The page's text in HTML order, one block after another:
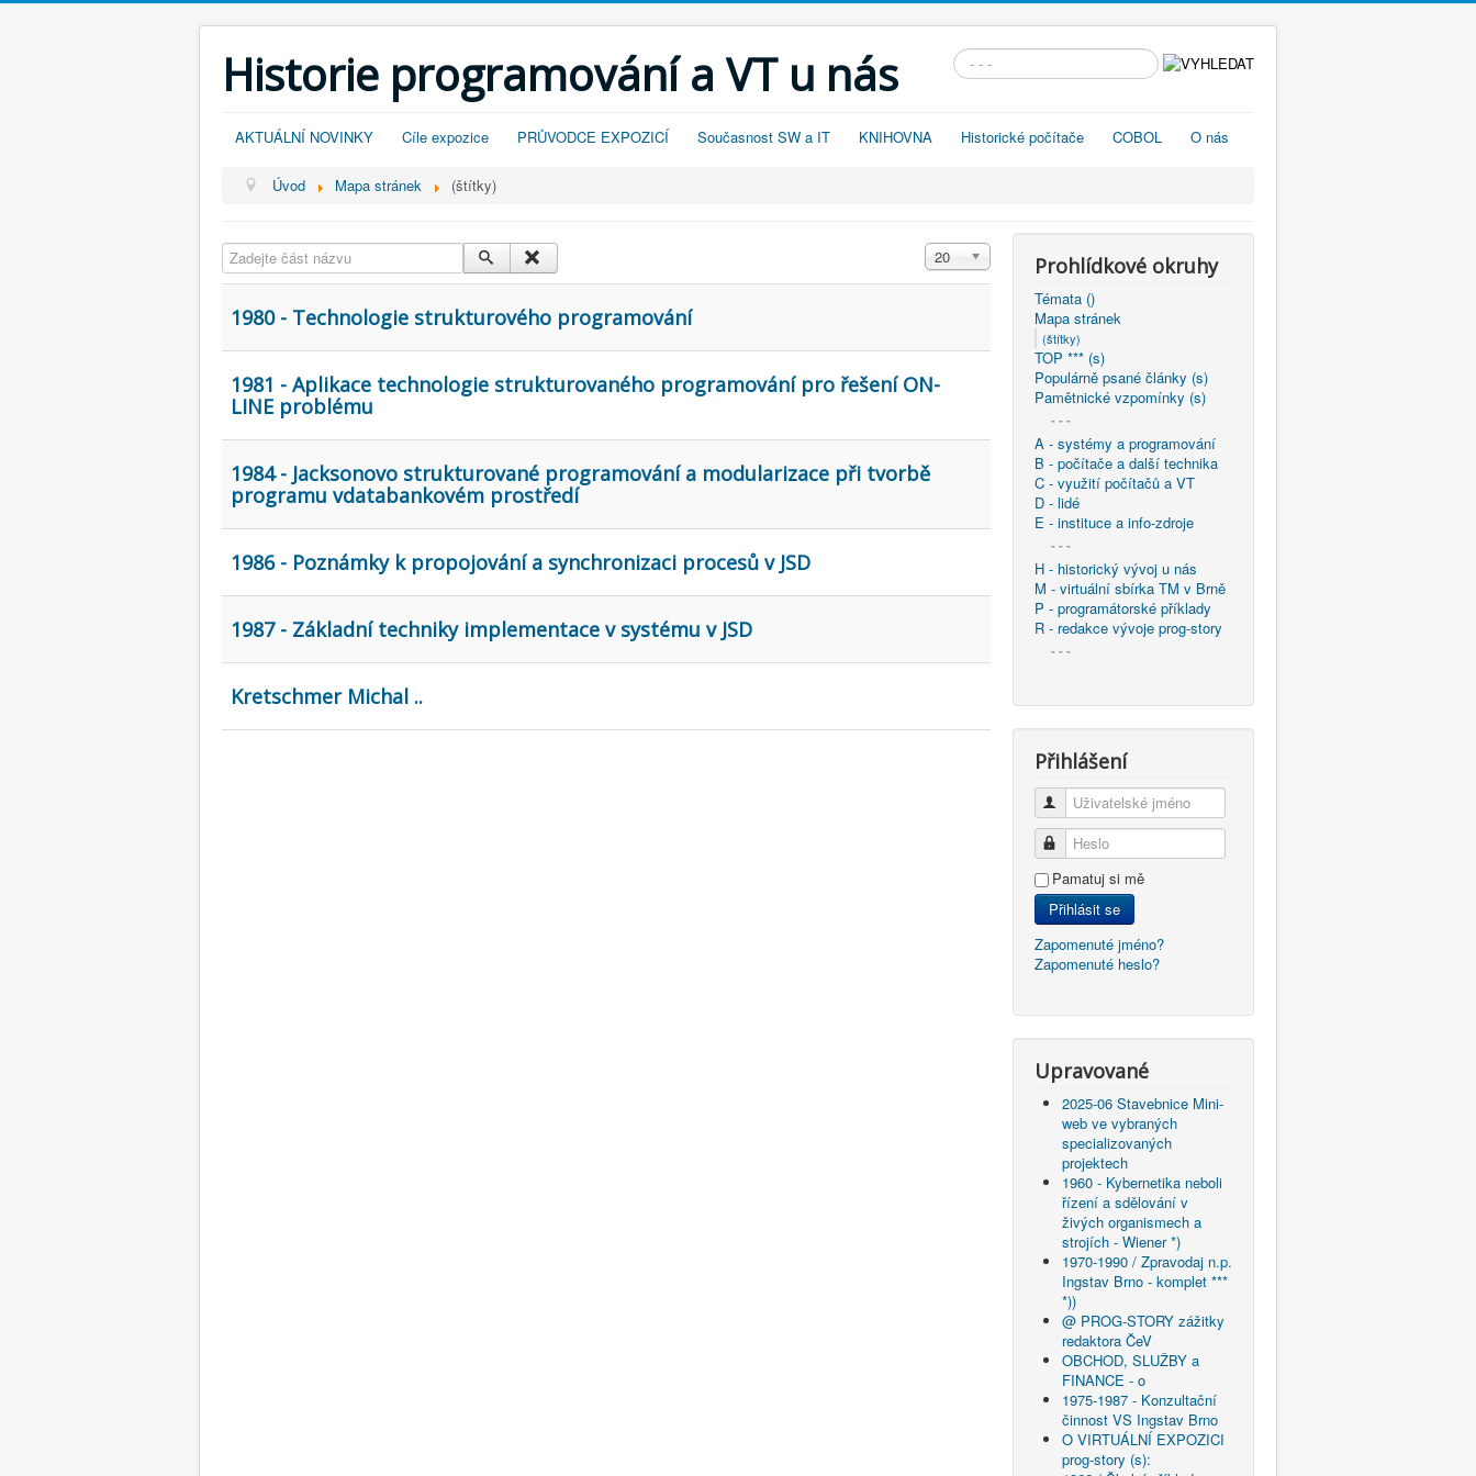
Historie programování a VT u nás Vyhledávání...
AKTUÁLNÍ NOVINKY Cíle expozice PRŮVODCE EXPOZICÍ Současnost SW a IT KNIHOVNA Historické počítače COBOL O nás
Úvod Mapa stránek (štítky)
Zadejte část názvu Zobrazit
20
1980 - Technologie strukturového programování
1981 - Aplikace technologie strukturovaného programování pro řešení ON-
LINE problému
1984 - Jacksonovo strukturované programování a modularizace při tvorbě
programu vdatabankovém prostředí
1986 - Poznámky k propojování a synchronizaci procesů v JSD
1987 - Základní techniky implementace v systému v JSD
Kretschmer Michal ..
Prohlídkové okruhy
Témata ()
Mapa stránek
(štítky)
TOP *** (s)
Populárně psané články (s)
Pamětnické vzpomínky (s)
- - -
A - systémy a programování
B - počítače a další technika
C - využití počítačů a VT
D - lidé
E - instituce a info-zdroje
- - -
H - historický vývoj u nás
M - virtuální sbírka TM v Brně
P - programátorské příklady
R - redakce vývoje prog-story
- - -
Přihlášení
Uživatelské jméno
Heslo
Pamatuj si mě
Přihlásit se
Zapomenuté jméno?
Zapomenuté heslo?
Upravované
2025-06 Stavebnice Mini-
web ve vybraných
specializovaných
projektech
1960 - Kybernetika neboli
řízení a sdělování v
živých organismech a
strojích - Wiener *)
1970-1990 / Zpravodaj n.p.
Ingstav Brno - komplet ***
*))
@ PROG-STORY zážitky
redaktora ČeV
OBCHOD, SLUŽBY a
FINANCE - o
1975-1987 - Konzultační
činnost VS Ingstav Brno
O VIRTUÁLNÍ EXPOZICI
prog-story (s):